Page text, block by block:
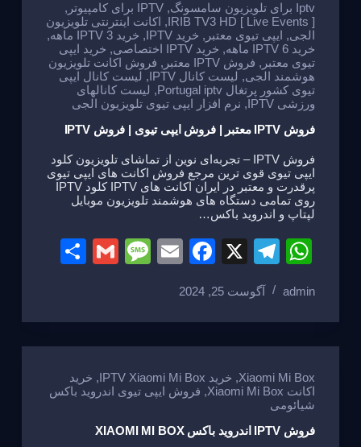
Iptv برای تلویزیون سامسونگ , IPTV برای کامپیوتر
,
IRIB TV3 HD [ Live Events ]
, اکانت اینترنتی تلویزیون
الجی, ایپی تیوی معتبر , خرید IPTV , خرید IPTV 3 ماهه
,
خرید IPTV 6 ماهه
, خرید IPTV اختصاصی , خرید ایپی
تیوی معتبر , فروش IPTV معتبر , فروش اکانت تلویزیون
هوشمند الجی, لیست کانال IPTV , لیست کانال ایپی
تیوی کشور پرتغال Portugal iptv
, لیست کانالهای
ورزشی IPTV
, نرم افزار ایپی تیوی تلویزیون الجی
فروش IPTV معتبر | فروش ایپی تیوی | فروش IPTV
فروش IPTV – تجربه‌ای نوین از تماشای تلویزیون کلود
ایپی تیوی قوی ترین مرجع فروش اکانت های ایپی تیوی
پرقدرت و معتبر در ایران اکانت های IPTV کلود IPTV
روی تمامی دستگاه های هوشمند تلویزیون موبایل
لپتاپ و اندروید باکس…
W
at
s
A
p
p
T
e
gr
a
m
X
F
c
e
b
o
o
k
E
M
a
g
e
G
e
admin آگوست 25, 2024
Xiaomi Mi Box
, خرید IPTV Xiaomi Mi Box , خرید
اکانت Xiaomi Mi Box
, فروش ایپی تیوی اندروید باکس
شیائومی
فروش IPTV اندروید باکس XIAOMI MI BOX